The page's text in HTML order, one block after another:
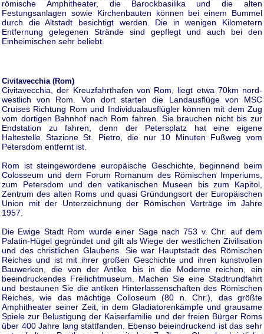
römische Amphitheater, die Barockbasilika und die alten
Festungsanlagen sowie Kirchenbauten können bei einem Bummel
durch die Altstadt besichtigt werden. Die in wenigen Kilometern
Entfernung gelegenen Strände sind gepflegt und auch bei den
Einheimischen sehr beliebt.
Civitavecchia (Rom)
Civitavecchia, der Kreuzfahrthafen von Rom, liegt etwa 70km nord-
westlich von Rom. Von dort starten die Landausflüge von MSC
Cruises Richtung Rom und Individualausflügler können mit dem Zug
vom dortigen Bahnhof nach Rom fahren. Sie brauchen nicht bis zur
Endstation zu fahren, denn der Petersplatz hat eine eigene
Haltestelle Stazione St. Pietro, die nur 10 Minuten Fußweg vom
Petersdom entfernt ist.
Rom ist steingewordene europäische Geschichte, beginnend beim
Colosseum und dem Forum Romanum des Römischen Imperiums,
zum Petersdom und den vatikanischen Museen bis zum Kapitol,
Zentrum des alten Roms und quasi Gründungsort der Europäischen
Union mit der Unterzeichnung der Römischen Verträge im Jahre
1957.
Die Ewige Stadt Rom wurde einer Sage nach 753 v. Chr. auf dem
Palatin-Hügel gegründet und gilt als Wiege der westlichen Zivilisation
und des christlichen Glaubens. Sie war Hauptstadt des Römischen
Reiches und ist mit ihrer großen Geschichte und ihren kunstvollen
Bauwerken, die von der Antike bis in die Moderne reichen, ein
beeindruckendes Freilichtmuseum. Machen Sie eine Stadtrundfahrt
und bestaunen Sie die antiken Hinterlassenschaften des Römischen
Reiches, wie das mächtige Colloseum (80 n. Chr.), das größte
Amphitheater seiner Zeit, in dem Gladiatorenkämpfe und grausame
Spiele zur Belustigung der Kaiserfamilie und der freien Bürger Roms
über 400 Jahre lang stattfanden. Ebenso beieindruckend ist das sehr